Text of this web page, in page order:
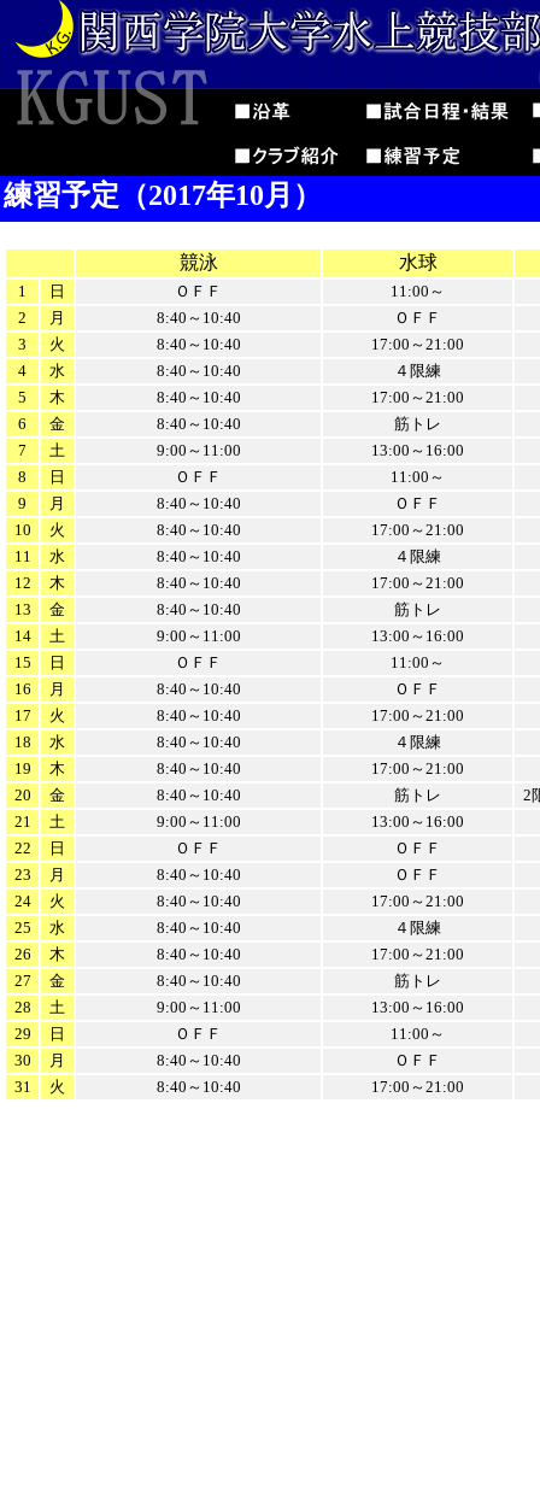
練習予定（2017年10月）
競泳 水球
1 日 ＯＦＦ
11:00～
2
月 8:40～10:40
ＯＦＦ
3
火 8:40～10:40
17:00～21:00
4
水 8:40～10:40
４限練
5
木 8:40～10:40
17:00～21:00
6
金 8:40～10:40
筋トレ
7
土 9:00～11:00
13:00～16:00
8
日 ＯＦＦ
11:00～
9
月 8:40～10:40
ＯＦＦ
10
火 8:40～10:40
17:00～21:00
11
水 8:40～10:40
４限練
12
木 8:40～10:40
17:00～21:00
13
金 8:40～10:40
筋トレ
14
土 9:00～11:00
13:00～16:00
15
日 ＯＦＦ
11:00～
16
月 8:40～10:40
ＯＦＦ
17
火 8:40～10:40
17:00～21:00
18
水 8:40～10:40
４限練
19
木 8:40～10:40
17:00～21:00
20
金 8:40～10:40 筋トレ
2
21
土 9:00～11:00
13:00～16:00
22
日 ＯＦＦ
ＯＦＦ
23
月 8:40～10:40
ＯＦＦ
24
火 8:40～10:40
17:00～21:00
25
水 8:40～10:40
４限練
26
木 8:40～10:40
17:00～21:00
27
金 8:40～10:40
筋トレ
28
土 9:00～11:00
13:00～16:00
29
日 ＯＦＦ
11:00～
30
月 8:40～10:40
ＯＦＦ
31
火 8:40～10:40 17:00～21:00